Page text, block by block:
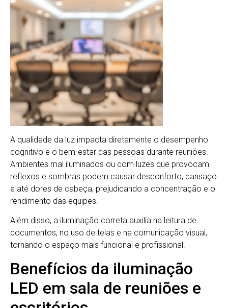
A qualidade da luz impacta diretamente o desempenho
cognitivo e o bem-estar das pessoas durante reuniões.
Ambientes mal iluminados ou com luzes que provocam
reflexos e sombras podem causar desconforto, cansaço
e até dores de cabeça, prejudicando a concentração e o
rendimento das equipes.
Além disso, a iluminação correta auxilia na leitura de
documentos, no uso de telas e na comunicação visual,
tornando o espaço mais funcional e profissional.
Benefícios da iluminação
LED em sala de reuniões e